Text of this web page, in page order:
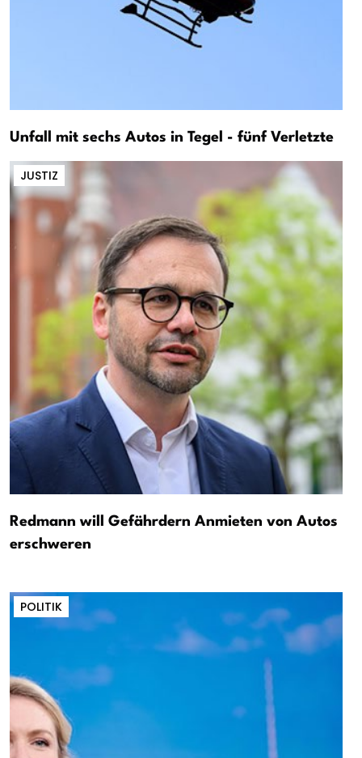
Unfall mit sechs Autos in Tegel - fünf Verletzte
JUSTIZ
Redmann will Gefährdern Anmieten von Autos
erschweren
POLITIK